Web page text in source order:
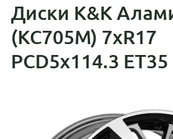
Диски K&K
(КС705М) 7xR17
PCD5x114.3